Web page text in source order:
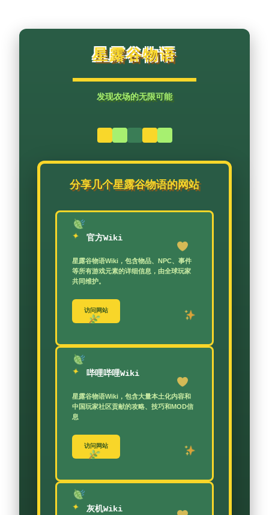
星露谷物语
发现农场的无限可能
分享几个星露谷物语的网站
官方Wiki
星露谷物语Wiki，包含物品、NPC、事件
等所有游戏元素的详细信息，由全球玩家
共同维护。
访问网站
哔哩哔哩Wiki
星露谷物语Wiki，包含大量本土化内容和
中国玩家社区贡献的攻略、技巧和MOD信
息
访问网站
灰机Wiki